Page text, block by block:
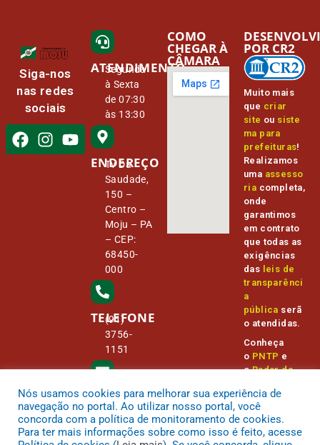
Siga-nos
nas redes
sociais
ATENDIMENTO
Segunda
à Sexta
de 07:30
às 13:30
ENDEREÇO
Tv Da
Saudade,
150 –
Centro –
Moju – PA
– CEP:
68450-
000
TELEFONE
(91)
3756-
1151
E-MAIL
camara@
cmmoju.p
a.gov.br
COMO
CHEGAR À
CÂMARA
Muito mais
que criar
site ou siste
ma para
prefeituras!
Realizamos
uma assesso
ria completa,
onde
garantimos
em contrato
que todas as
exigências
das leis de
transparênci
a
pública serã
o atendidas.
Conheça
o PNTP e
oRadar da
ia Pública
POR CR2
Nós usamos cookies para melhorar sua experiência de
navegação no portal. Ao utilizar nosso portal, você
concorda com a política de monitoramento de cookies.
Para ter mais informações sobre como isso é feito, acesse